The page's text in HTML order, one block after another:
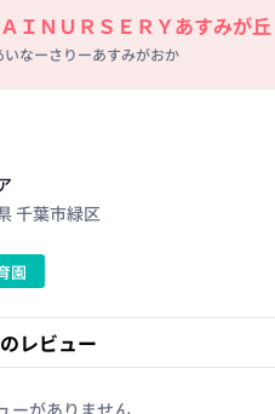
ＩＮＵＲＳＥＲＹあすみが丘
いなーさりーあすみがおか
千葉市緑区
園
レビュー
ーがありません